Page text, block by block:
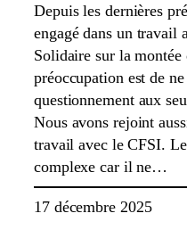
Depuis les dernières
engagé dans un travail
Solidaire sur la
préoccupation est de
questionnement aux
Nous avons rejoint
travail avec le CFSI.
complexe car il ne…
17 décembre 2025